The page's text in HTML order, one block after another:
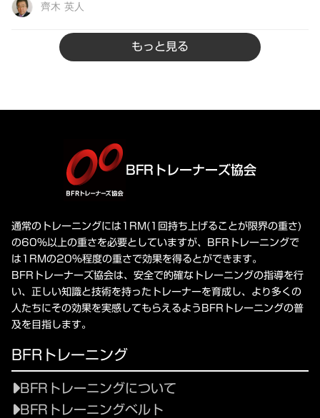
齊木 英人
もっと見る
BFRトレーナーズ協会
通常のトレーニングには1RM(1回持ち上げることが限界の重さ)
の60%以上の重さを必要としていますが、BFRトレーニングで
は1RMの20%程度の重さで効果を得るとができます。
BFRトレーナーズ協会は、安全で的確なトレーニングの指導を行
い、正しい知識と技術を持ったトレーナーを育成し、より多くの
人たちにその効果を実感してもらえるようBFRトレーニングの普
及を目指します。
BFRトレーニング
BFRトレーニングについて
BFRトレーニングベルト